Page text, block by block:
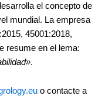
el concepto de
mundial. La empresa
45001:2018,
resume en el lema:
.
o contacte a